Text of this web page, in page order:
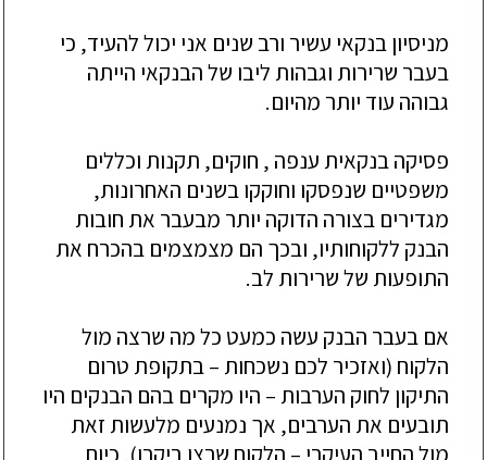
מניסיון בנקאי עשיר ורב שנים אני יכול להעיד, כי
בעבר שרירות וגבהות ליבו של הבנקאי הייתה
גבוהה עוד יותר מהיום.
פסיקה בנקאית ענפה , חוקים, תקנות וכללים
משפטיים שנפסקו וחוקקו בשנים האחרונות,
מגדירים בצורה הדוקה יותר מבעבר את חובות
הבנק ללקוחותיו, ובכך הם מצמצמים בהכרח את
התופעות של שרירות לב.
אם בעבר הבנק עשה כמעט כל מה שרצה מול
הלקוח (ואזכיר לכם נשכחות – בתקופת טרום
התיקון לחוק הערבות – היו מקרים בהם הבנקים היו
תובעים את הערבים, אך נמנעים מלעשות זאת
מול החייב העיקרי – הלקוח שרצו ביקרו). כיום